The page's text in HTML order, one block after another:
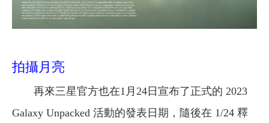
拍攝月亮
再來三星官方也在1月24日宣布了正式的 2023
Galaxy Unpacked 活動的發表日期，隨後在 1/24 釋